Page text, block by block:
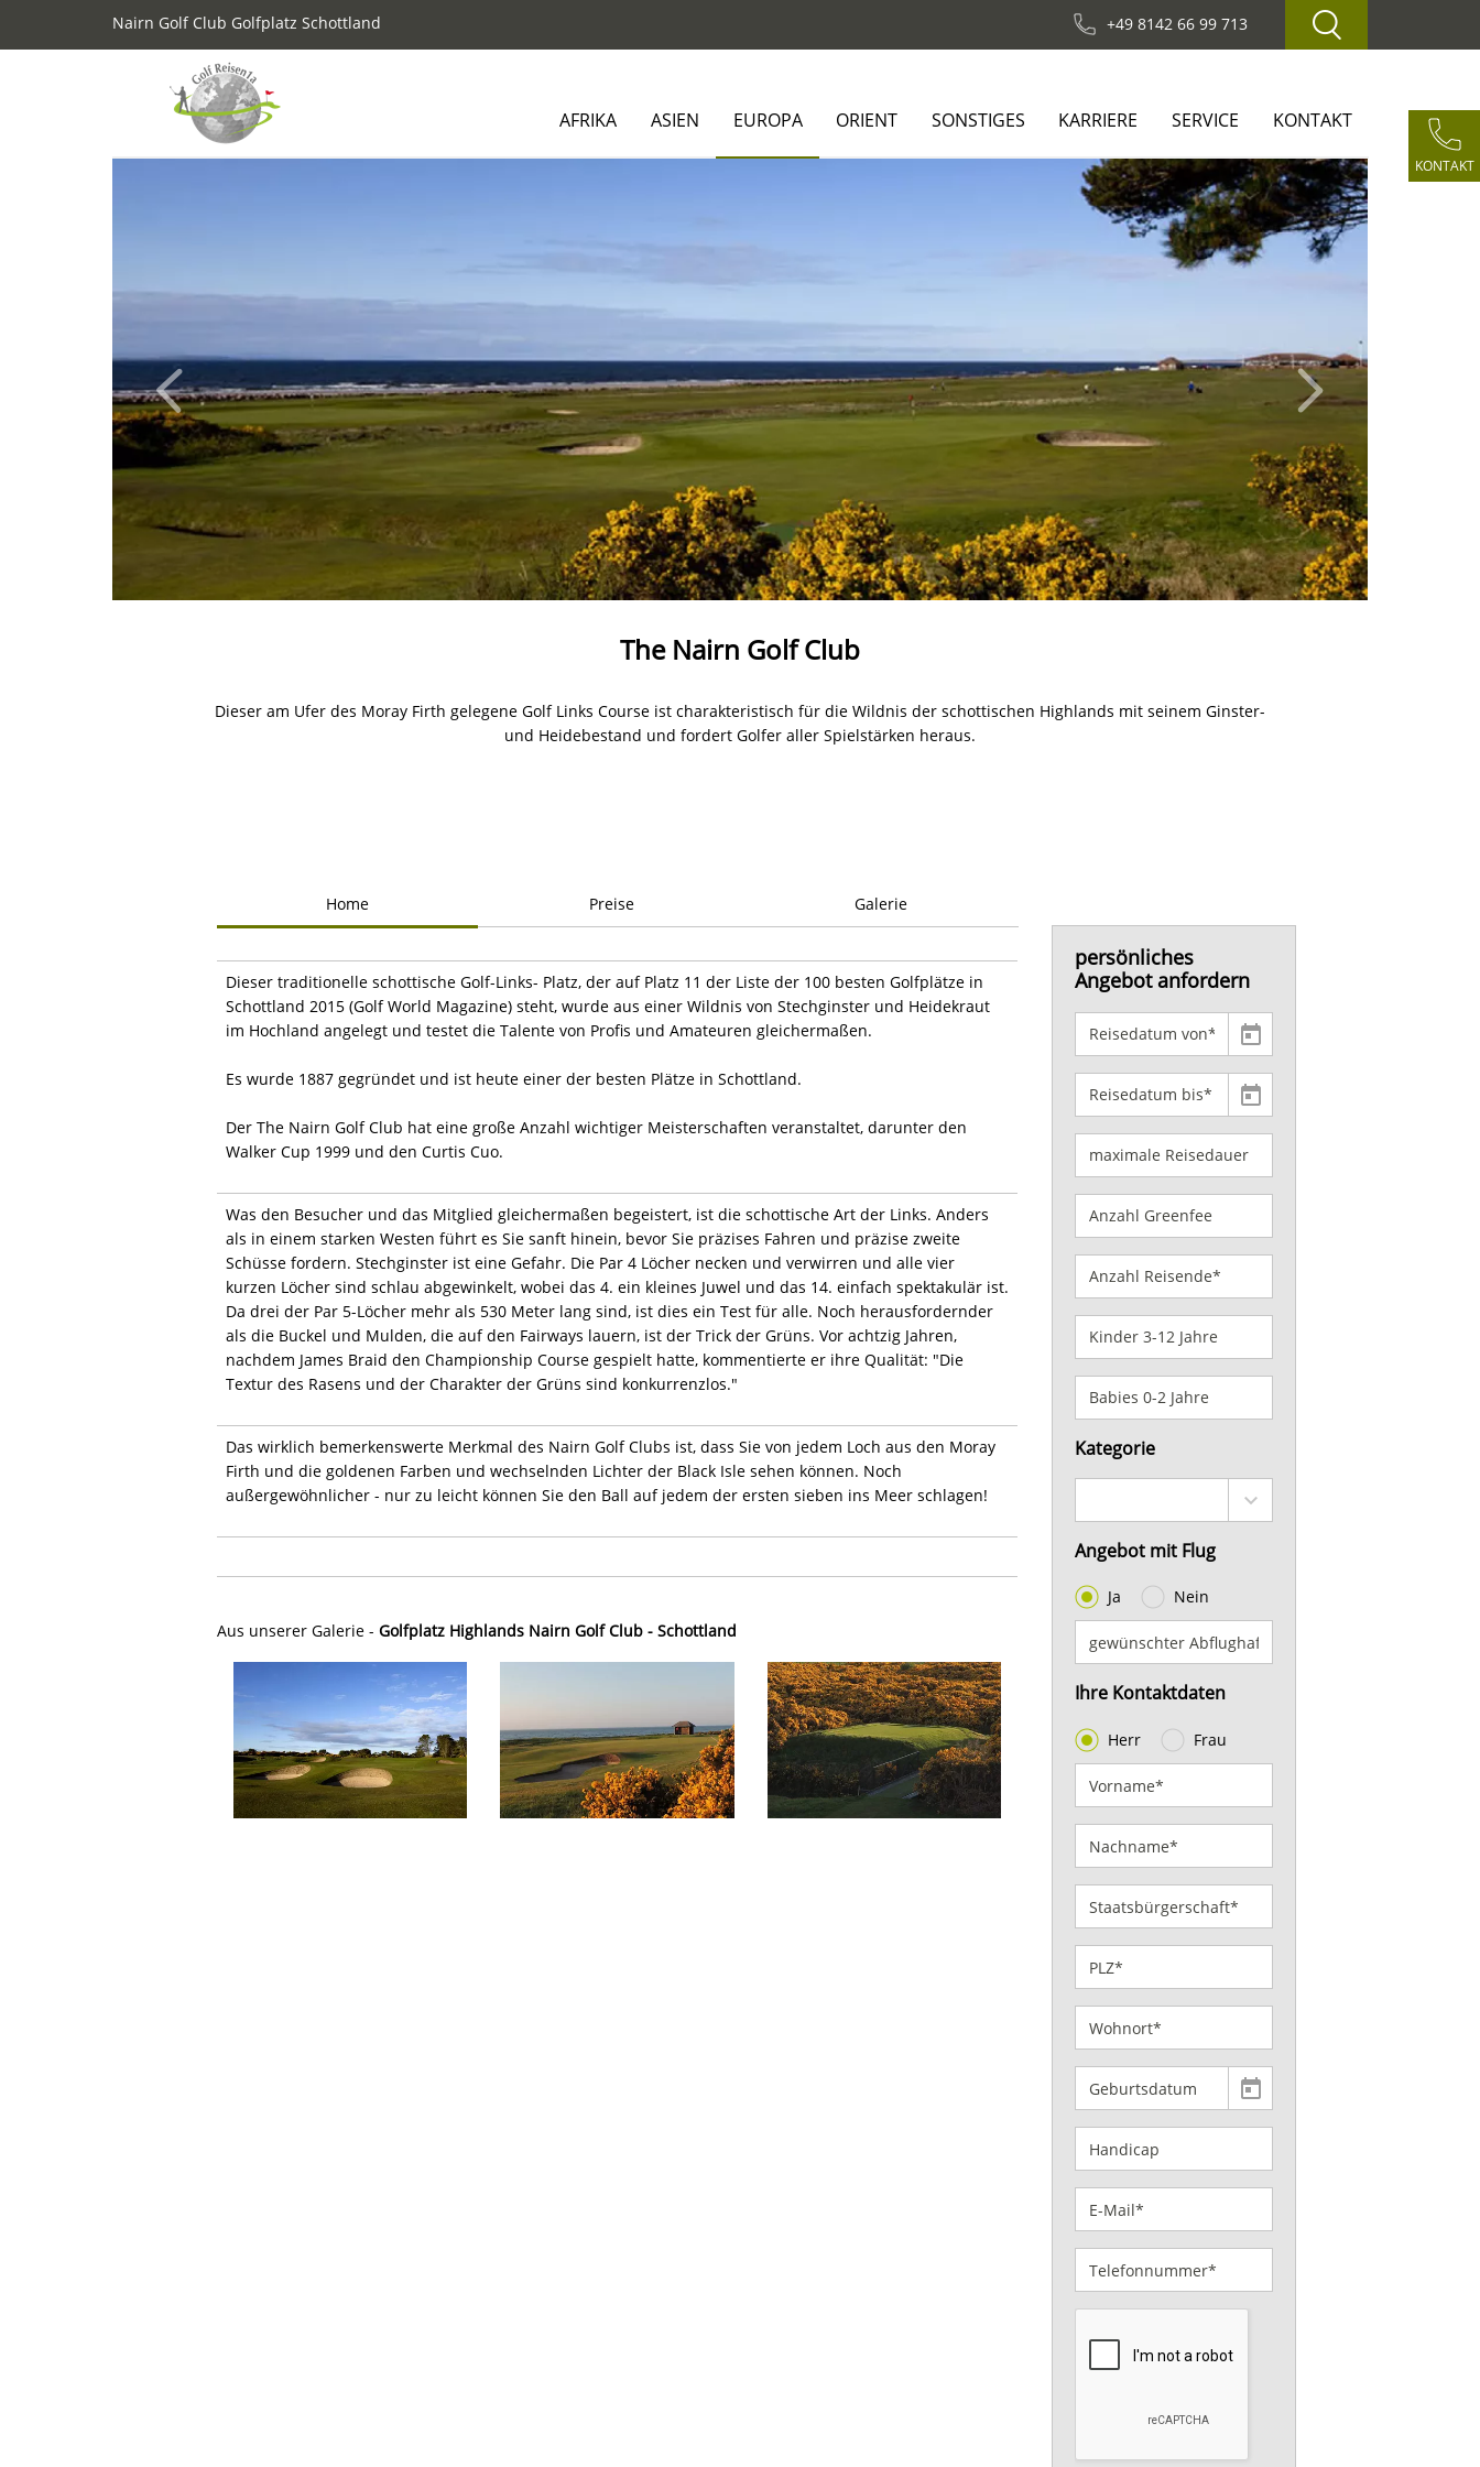
Nairn Golf Club Golfplatz Schottland +49 8142 66 99 713
KONTAKT
AFRIKA ASIEN EUROPA ORIENT SONSTIGES KARRIERE SERVICE KONTAKT
Next
The Nairn Golf Club
Dieser am Ufer des Moray Firth gelegene Golf Links Course ist charakteristisch für die Wildnis der schottischen Highlands mit seinem Ginster-
und Heidebestand und fordert Golfer aller Spielstärken heraus.
Home Preise Galerie
Dieser traditionelle schottische Golf-Links- Platz, der auf Platz 11 der Liste der 100 besten Golfplätze in
Schottland 2015 (Golf World Magazine) steht, wurde aus einer Wildnis von Stechginster und Heidekraut
im Hochland angelegt und testet die Talente von Profis und Amateuren gleichermaßen.
Es wurde 1887 gegründet und ist heute einer der besten Plätze in Schottland.
Der The Nairn Golf Club hat eine große Anzahl wichtiger Meisterschaften veranstaltet, darunter den
Walker Cup 1999 und den Curtis Cuo.
Was den Besucher und das Mitglied gleichermaßen begeistert, ist die schottische Art der Links. Anders
als in einem starken Westen führt es Sie sanft hinein, bevor Sie präzises Fahren und präzise zweite
Schüsse fordern. Stechginster ist eine Gefahr. Die Par 4 Löcher necken und verwirren und alle vier
kurzen Löcher sind schlau abgewinkelt, wobei das 4. ein kleines Juwel und das 14. einfach spektakulär ist.
Da drei der Par 5-Löcher mehr als 530 Meter lang sind, ist dies ein Test für alle. Noch herausfordernder
als die Buckel und Mulden, die auf den Fairways lauern, ist der Trick der Grüns. Vor achtzig Jahren,
nachdem James Braid den Championship Course gespielt hatte, kommentierte er ihre Qualität: "Die
Textur des Rasens und der Charakter der Grüns sind konkurrenzlos."
Das wirklich bemerkenswerte Merkmal des Nairn Golf Clubs ist, dass Sie von jedem Loch aus den Moray
Firth und die goldenen Farben und wechselnden Lichter der Black Isle sehen können. Noch
außergewöhnlicher - nur zu leicht können Sie den Ball auf jedem der ersten sieben ins Meer schlagen!
Aus unserer Galerie - Golfplatz Highlands Nairn Golf Club - Schottland
persönliches
Angebot anfordern
Kategorie
Angebot mit Flug
Ja Nein
Ihre Kontaktdaten
Herr Frau